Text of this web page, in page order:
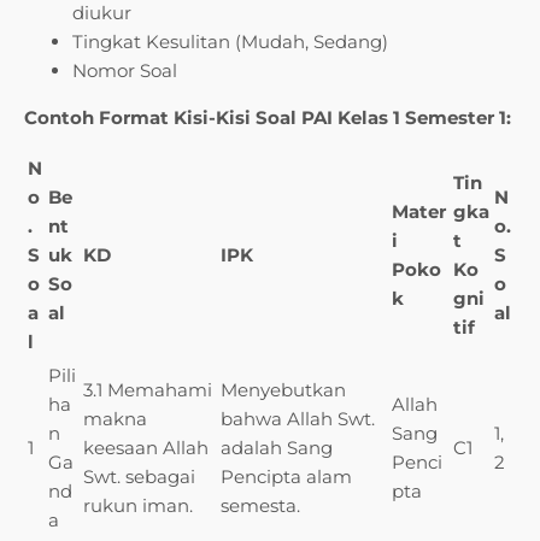
diukur
Tingkat Kesulitan (Mudah, Sedang)
Nomor Soal
Contoh Format Kisi-Kisi Soal PAI Kelas 1 Semester 1:
N
o
.
S
o
a
l
Be
nt
uk
So
al
KD IPK
Mater
i
Poko
k
Tin
gka
t
Ko
gni
tif
N
o.
S
o
al
1
Pili
ha
n
Ga
nd
a
3.1 Memahami
makna
keesaan Allah
Swt. sebagai
rukun iman.
Menyebutkan
bahwa Allah Swt.
adalah Sang
Pencipta alam
semesta.
Allah
Sang
Penci
pta
C1
1,
2